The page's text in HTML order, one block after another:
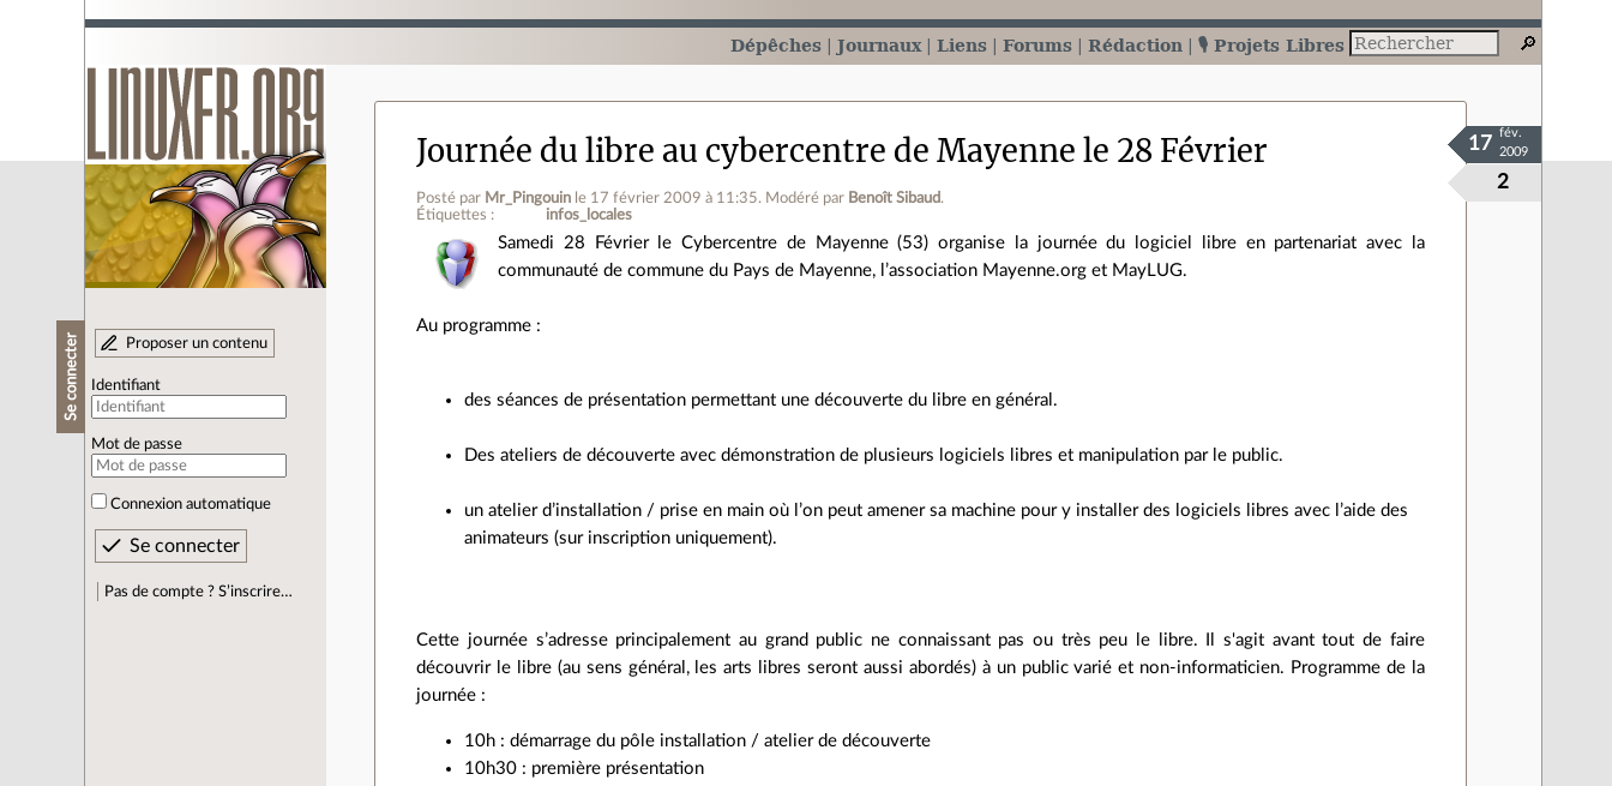
Dépêches Journaux Liens Forums Rédaction 🎙️ Projets Libres
Se connecter Proposer un contenu
Identifiant
Mot de passe
Connexion automatique
Pas de compte ? S’inscrire…
Journée du libre au cybercentre de Mayenne le 28 Février
Posté par Mr_Pingouin le 17 février 2009 à 11:35. Modéré par Benoît Sibaud.
Étiquettes :
infos_locales
2
17
fév.
2009
Samedi 28 Février le Cybercentre de Mayenne (53) organise la journée du logiciel libre en partenariat avec la
communauté de commune du Pays de Mayenne, l’association Mayenne.org et MayLUG.
Au programme :
des séances de présentation permettant une découverte du libre en général.
Des ateliers de découverte avec démonstration de plusieurs logiciels libres et manipulation par le public.
un atelier d’installation / prise en main où l’on peut amener sa machine pour y installer des logiciels libres avec l’aide des
animateurs (sur inscription uniquement).
Cette journée s’adresse principalement au grand public ne connaissant pas ou très peu le libre. Il s'agit avant tout de faire
découvrir le libre (au sens général, les arts libres seront aussi abordés) à un public varié et non-informaticien. Programme de la
journée :
10h : démarrage du pôle installation / atelier de découverte
10h30 : première présentation